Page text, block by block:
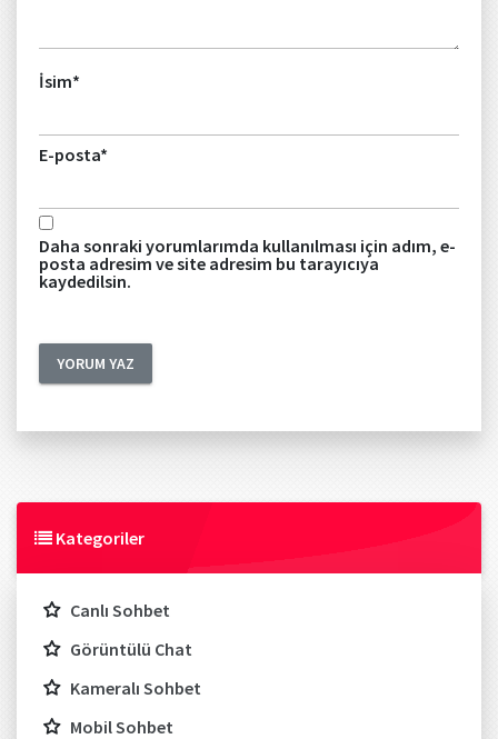
İsim*
E-posta*
Daha sonraki yorumlarımda kullanılması için adım, e-
posta adresim ve site adresim bu tarayıcıya
kaydedilsin.
Kategoriler
Canlı Sohbet
Görüntülü Chat
Kameralı Sohbet
Mobil Sohbet